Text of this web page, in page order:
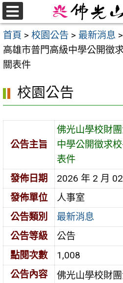
跳
至
主
要
內
首頁 > 校園公告 > 最新消息 >
高雄市普門高級中學公開徵
關表件
校園公告
公告主旨
佛光山學校財
中學公開徵求
表件
發佈日期
2026 年 2 月
發佈單位
人事室
公告類別
最新消息
公告等級
公告
點閱次數
1,008
公告內容
佛光山學校財
選
單